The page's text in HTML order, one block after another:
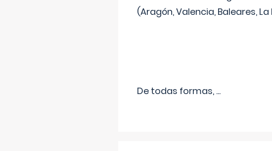
(Aragón, Valencia, Baleares,
De todas formas, ...